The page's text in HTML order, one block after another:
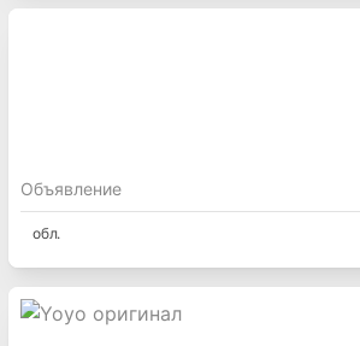
Объявление
обл.